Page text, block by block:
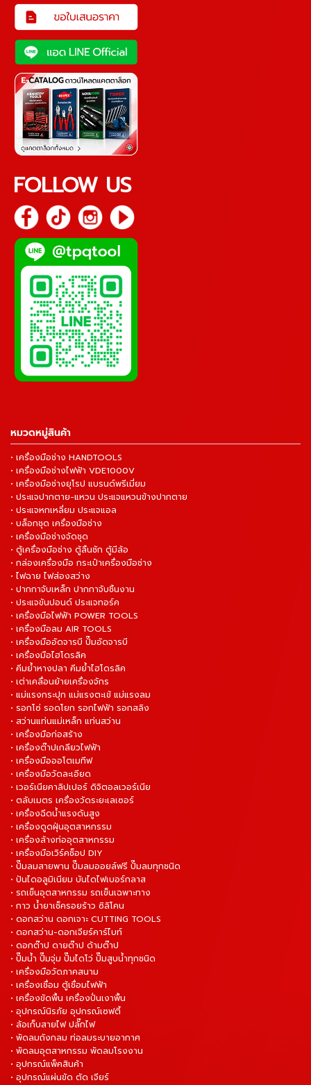
FOLLOW US
หมวดหมู่สินค้า
• เครื่องมือช่าง HANDTOOLS
• เครื่องมือช่างไฟฟ้า VDE1000V
• เครื่องมือช่างยุโรป แบรนด์พรีเมี่ยม
• ประแจปากตาย-แหวน ประแจแหวนข้างปากตาย
• ประแจหกเหลี่ยม ประแจแอล
• บล็อกชุด เครื่องมือช่าง
• เครื่องมือช่างจัดชุด
• ตู้เครื่องมือช่าง ตู้ลิ้นชัก ตู้มีล้อ
• กล่องเครื่องมือ กระเป๋าเครื่องมือช่าง
• ไฟฉาย ไฟส่องสว่าง
• ปากกาจับเหล็ก ปากกาจับชิ้นงาน
• ประแจขันปอนด์ ประแจทอร์ค
• เครื่องมือไฟฟ้า POWER TOOLS
• เครื่องมือลม AIR TOOLS
• เครื่องมืออัดจารบี ปั๊มอัดจารบี
• เครื่องมือไฮโดรลิค
• คีมย้ำหางปลา คีมย้ำไฮโดรลิค
• เต่าเคลื่อนย้ายเครื่องจักร
• แม่แรงกระปุก แม่แรงตะเข้ แม่แรงลม
• รอกโซ่ รอดโยก รอกไฟฟ้า รอกสลิง
• สว่านแท่นแม่เหล็ก แท่นสว่าน
• เครื่องมือก่อสร้าง
• เครื่องต๊าปเกลียวไฟฟ้า
• เครื่องมือออโตเมทีฟ
• เครื่องมือวัดละเอียด
• เวอร์เนียคาลิปเปอร์ ดิจิตอลเวอร์เนีย
• ตลับเมตร เครื่องวัดระยะเลเซอร์
• เครื่องฉีดน้ำแรงดันสูง
• เครื่องดูดฝุ่นอุตสาหกรรม
• เครื่องล้างท่ออุตสาหกรรม
• เครื่องมือเวิร์คช็อป DIY
• ปั๊มลมสายพาน ปั๊มลมออยล์ฟรี ปั๊มลมทุกชนิด
• ปันไดอลูมิเนียม บันไดไฟเบอร์กลาส
• รถเข็นอุตสาหกรรม รถเข็นเฉพาะทาง
• กาว น้ำยาเช็ครอยร้าว ซิลิโคน
• ดอกสว่าน ดอกเจาะ CUTTING TOOLS
• ดอกสว่าน-ดอกเจียร์คาร์ไบท์
• ดอกต๊าป ดายต๊าป ด้ามต๊าป
• ปั๊มน้ำ ปั๊มจุ่ม ปั๊มไดโว่ ปั๊มสูบน้ำทุกชนิด
• เครื่องมือวัดภาคสนาม
• เครื่องเชื่อม ตู้เชื่อมไฟฟ้า
• เครื่องขัดพื้น เครื่องปั่นเงาพื้น
• อุปกรณ์นิรภัย อุปกรณ์เซฟตี้
• ล้อเก็บสายไฟ ปลั๊กไฟ
• พัดลมถังกลม ท่อลมระบายอากาศ
• พัดลมอุตสาหกรรม พัดลมโรงงาน
• อุปกรณ์แพ็คสินค้า
• อุปกรณ์แผ่นขัด ตัด เจียร์